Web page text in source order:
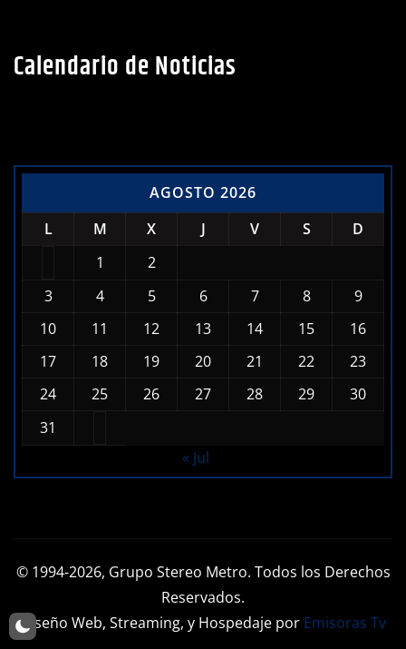
Calendario de Noticias
AGOSTO 2026
L
M X J V S
D
1
2
3
4 5 6 7 8
9
10
11 12 13 14 15
16
17
18 19 20 21 22
23
24
25 26 27 28 29
30
31
« Jul
© 1994-2026, Grupo Stereo Metro. Todos los Derechos
Reservados.
Diseño Web, Streaming, y Hospedaje por Emisoras Tv